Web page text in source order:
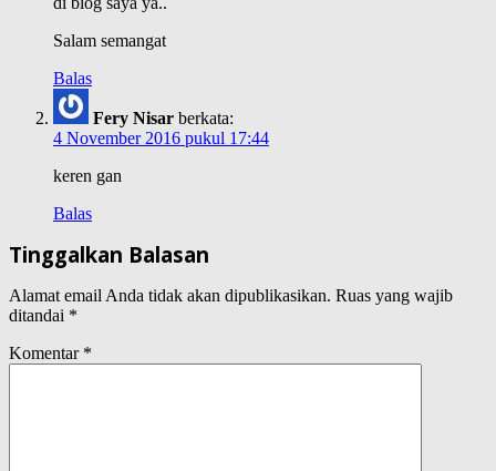
Salam semangat
Balas
Fery Nisar berkata:
4 November 2016 pukul 17:44
keren gan
Balas
Tinggalkan Balasan
Alamat email Anda tidak akan dipublikasikan. Ruas yang wajib
ditandai *
Komentar *